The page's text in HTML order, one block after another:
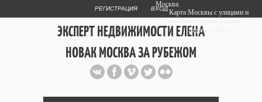
РЕГИСТРАЦИЯ ВХОД
ЭКСПЕРТ НЕДВИЖИМОСТИ ЕЛЕНА
НОВАК МОСКВА ЗА РУБЕЖОМ
Публичный сайт эксперта автора
web дизайнера+7 903 708 1884
Москва
Карта Москвы с улицами и
Яндекс.Карты